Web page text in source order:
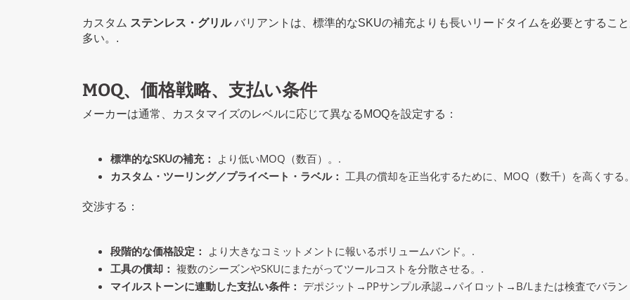
カスタム ステンレス・グリルバリアントは、標準的なSKUの補充よりも長いリードタイムを必要とするこ
多い。.
MOQ、価格戦略、支払い条件
メーカーは通常、カスタマイズのレベルに応じて異なるMOQを設定する：
標準的なSKUの補充： より低いMOQ（数百）。.
カスタム・ツーリング／プライベート・ラベル： 工具の償却を正当化するために、MOQ（数千）を高くする
交渉する：
段階的な価格設定： より大きなコミットメントに報いるボリュームバンド。.
工具の償却： 複数のシーズンやSKUにまたがってツールコストを分散させる。.
マイルストーンに連動した支払い条件： デポジット→PPサンプル承認→パイロット→B/Lまたは検査でバラン